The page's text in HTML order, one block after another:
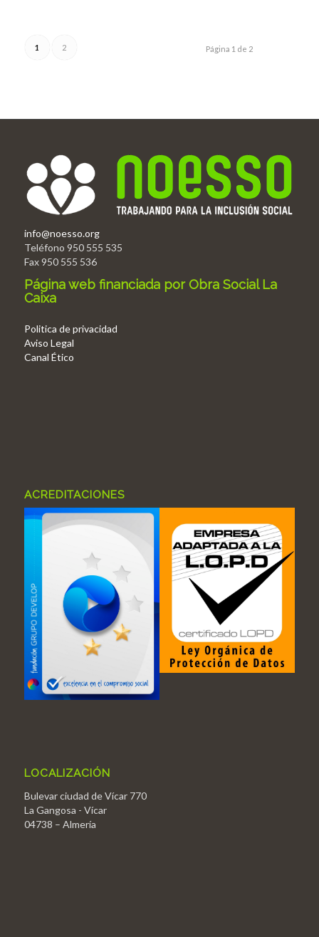
Página 1 de 2
1 2
info@noesso.org
Teléfono 950 555 535
Fax 950 555 536
Página web financiada por Obra Social La
Caixa
Politica de privacidad
Aviso Legal
Canal Ético
ACREDITACIONES
LOCALIZACIÓN
Bulevar ciudad de Vícar 770
La Gangosa - Vícar
04738 – Almería